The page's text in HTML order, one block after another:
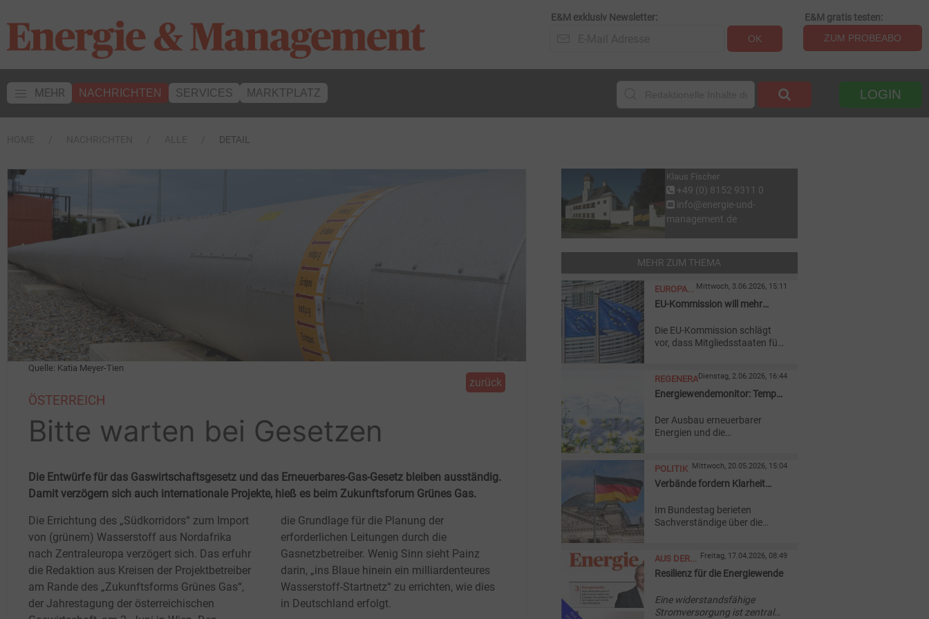
E&M exklusiv Newsletter:
OK
E&M gratis testen:
ZUM PROBEABO
MEHR NACHRICHTEN SERVICES MARKTPLATZ LOGIN
DETAIL
Quelle: Katia Meyer-Tien
zurück
ÖSTERREICH
Bitte warten bei Gesetzen
Die Entwürfe für das Gaswirtschaftsgesetz und das Erneuerbares-Gas-Gesetz bleiben ausständig.
Damit verzögern sich auch internationale Projekte, hieß es beim Zukunftsforum Grünes Gas.
Die Errichtung des „Südkorridors“ zum Import
von (grünem) Wasserstoff aus Nordafrika
nach Zentraleuropa verzögert sich. Das erfuhr
die Redaktion aus Kreisen der Projektbetreiber
am Rande des „Zukunftsforms Grünes Gas“,
der Jahrestagung der österreichischen
die Grundlage für die Planung der
erforderlichen Leitungen durch die
Gasnetzbetreiber. Wenig Sinn sieht Painz
darin, „ins Blaue hinein ein milliardenteures
Wasserstoff-Startnetz“ zu errichten, wie dies
in Deutschland erfolgt.
Klaus Fischer
+49 (0) 8152 9311 0
info@energie-und-
management.de
MEHR ZUM THEMA
EUROPAEISCHE
UNION
Mittwoch, 3.06.2026, 15:11
EU-Kommission will mehr
erlauben
Die EU-Kommission schlägt
vor, dass Mitgliedsstaaten für
machen dürfen, ohne
Strafverfahren fürchten zu
REGENERATIVEDienstag, 2.06.2026, 16:44
Energiewendemonitor: Tempo
Der Ausbau erneuerbarer
Energien und die
BDEWin seinem
„Fortschrittsmonitor“ zur
POLITIK Mittwoch, 20.05.2026, 15:04
Verbände fordern Klarheit
Im Bundestag berieten
Sachverständige über die
auf Änderungen bei
Wasserstoffnetzen,
Gasnetzstilllegungen.
AUS DER
AKTUELLEN
Freitag, 17.04.2026, 08:49
Resilienz für die Energiewende
Eine widerstandsfähige
Stromversorgung ist zentral